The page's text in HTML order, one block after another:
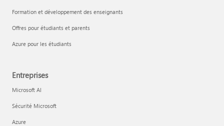
Formation et développement des enseignants
Offres pour étudiants et parents
Azure pour les étudiants
Entreprises
Microsoft AI
Sécurité Microsoft
Azure